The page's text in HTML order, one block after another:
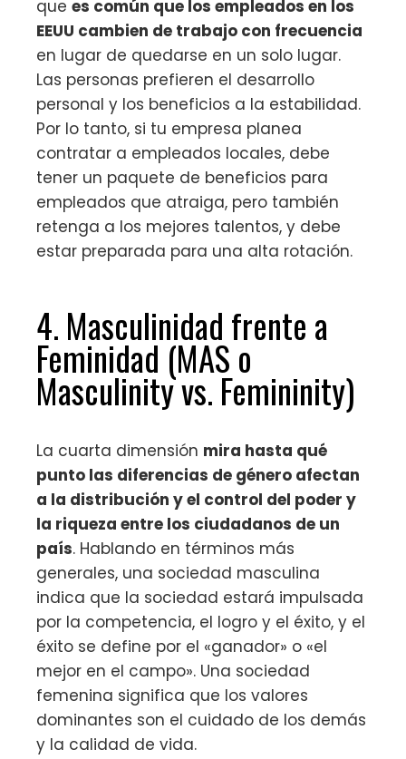
que es común que los empleados en los
EEUU cambien de trabajo con frecuencia
en lugar de quedarse en un solo lugar.
Las personas prefieren el desarrollo
personal y los beneficios a la estabilidad.
Por lo tanto, si tu empresa planea
contratar a empleados locales, debe
tener un paquete de beneficios para
empleados que atraiga, pero también
retenga a los mejores talentos, y debe
estar preparada para una alta rotación.
4. Masculinidad frente a
Feminidad (MAS o
Masculinity vs. Femininity)
La cuarta dimensión mira hasta qué
punto las diferencias de género afectan
a la distribución y el control del poder y
la riqueza entre los ciudadanos de un
país. Hablando en términos más
generales, una sociedad masculina
indica que la sociedad estará impulsada
por la competencia, el logro y el éxito, y el
éxito se define por el «ganador» o «el
mejor en el campo». Una sociedad
femenina significa que los valores
dominantes son el cuidado de los demás
y la calidad de vida.